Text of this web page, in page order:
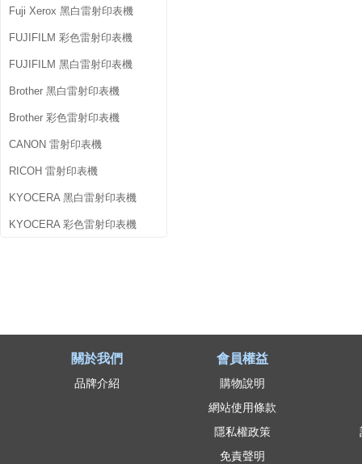
Fuji Xerox 黑白雷射印表機
FUJIFILM 彩色雷射印表機
FUJIFILM 黑白雷射印表機
Brother 黑白雷射印表機
Brother 彩色雷射印表機
CANON 雷射印表機
RICOH 雷射印表機
KYOCERA 黑白雷射印表機
KYOCERA 彩色雷射印表機
關於我們
品牌介紹
會員權益
購物說明
網站使用條款
隱私權政策
免責聲明